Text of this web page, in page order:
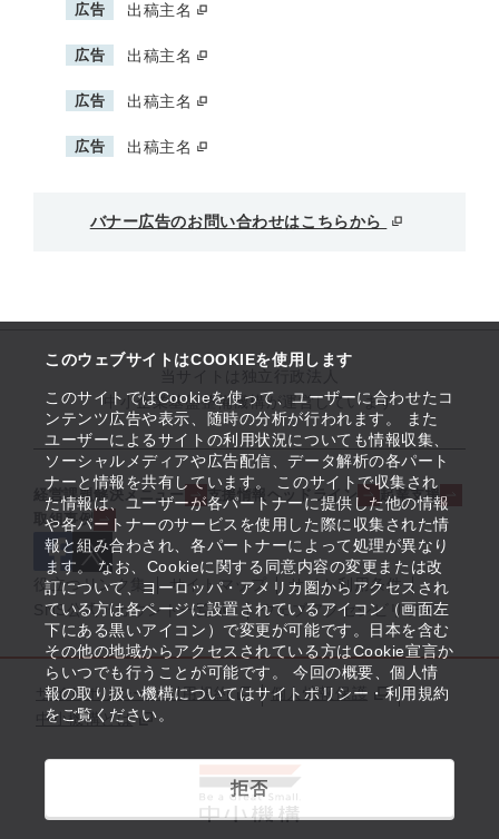
このウェブサイトはCOOKIEを使用します
このサイトではCookieを使って、ユーザーに合わせたコ
ンテンツ広告や表示、随時の分析が行われます。 また
ユーザーによるサイトの利用状況についても情報収集、
ソーシャルメディアや広告配信、データ解析の各パート
ナーと情報を共有しています。 このサイトで収集され
た情報は、ユーザーが各パートナーに提供した他の情報
や各パートナーのサービスを使用した際に収集された情
報と組み合わされ、各パートナーによって処理が異なり
ます。 なお、Cookieに関する同意内容の変更または改
訂について、ヨーロッパ・アメリカ圏からアクセスされ
ている方は各ページに設置されているアイコン（画面左
下にある黒いアイコン）で変更が可能です。日本を含む
その他の地域からアクセスされている方はCookie宣言か
らいつでも行うことが可能です。 今回の概要、個人情
報の取り扱い機構についてはサイトポリシー・利用規約
をご覧ください。
拒否
広告 出稿主名
広告 出稿主名
広告 出稿主名
広告 出稿主名
バナー広告のお問い合わせはこちらから
中小企業基盤整備機構が運営しています
経営課題解決メニュー 支援情報ヘッドライン
起業支援
取組事例
役立つリンク集 サイトマップ
サイト利用条件
SNS公式アカウント一覧
ウェブアクセシビリティ
サイトポリシー・利用規約
個人情報保護
中小機構とは